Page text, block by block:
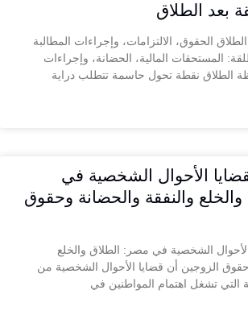
بعد الطلاق
الحقوق، الالتزامات، وإجراءات المطالبة
المستحقات المالية، الحضانة، وإجراءات
الطلاق نقطة تحول حاسمة تتطلب دراية
الأحوال الشخصية في
والنفقة والحضانة وحقوق
الشخصية في مصر: الطلاق والخلع
الزوجين أن قضايا الأحوال الشخصية من
التي تشغل اهتمام المواطنين في